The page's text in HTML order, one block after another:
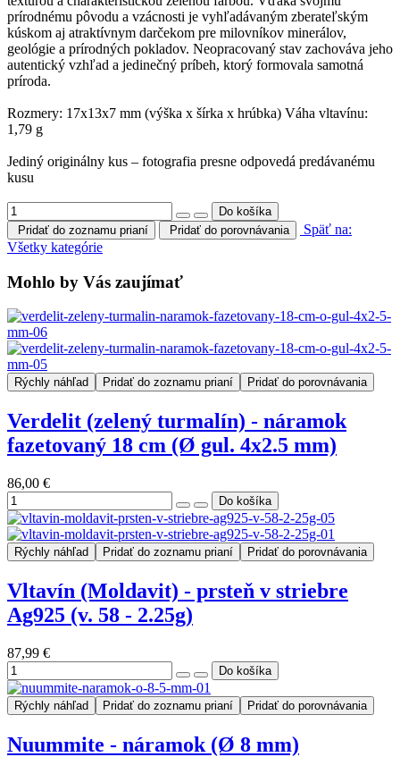
prírodnému pôvodu a vzácnosti je vyhľadávaným zberateľským
kúskom aj atraktívnym darčekom pre milovníkov minerálov,
geológie a prírodných pokladov. Neopracovaný stav zachováva jeho
autentický vzhľad a jedinečný príbeh, ktorý formovala samotná
príroda.
Rozmery: 17x13x7 mm (výška x šírka x hrúbka) Váha vltavínu:
1,79 g
Jediný originálny kus – fotografia presne odpovedá predávanému
kusu
Pridať do zoznamu prianí Pridať do porovnávania
Späť na:
Všetky kategórie
Mohlo by Vás zaujímať
Rýchly náhľad Pridať do zoznamu prianí Pridať do porovnávania
Verdelit (zelený turmalín) - náramok
fazetovaný 18 cm (Ø gul. 4x2.5 mm)
86,00 €
Rýchly náhľad Pridať do zoznamu prianí Pridať do porovnávania
Vltavín (Moldavit) - prsteň v striebre
Ag925 (v. 58 - 2.25g)
87,99 €
Rýchly náhľad Pridať do zoznamu prianí Pridať do porovnávania
Nuummite - náramok (Ø 8 mm)